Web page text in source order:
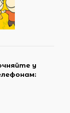
у